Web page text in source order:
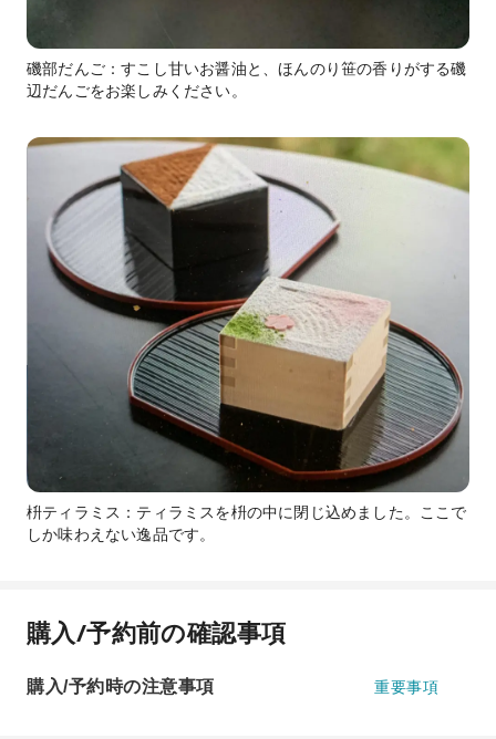
磯部だんご：すこし甘いお醤油と、ほんのり笹の香りがする磯
辺だんごをお楽しみください。
枡ティラミス：ティラミスを枡の中に閉じ込めました。ここで
しか味わえない逸品です。
購入/予約前の確認事項
購入/予約時の注意事項 重要事項